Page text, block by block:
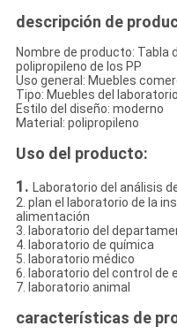
descripción de
Nombre de producto: Tabla
polipropileno de los PP
Uso general: Muebles
Tipo: Muebles del laboratorio
Estilo del diseño: moderno
Material: polipropileno
Uso del producto:
1. Laboratorio del análisis
2. plan el laboratorio de la
alimentación
3. laboratorio del
4. laboratorio de química
5. laboratorio médico
6. laboratorio del control de
7. laboratorio animal
características de